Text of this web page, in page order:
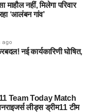
मंत्रालय और भारतीय
करने का आरोप है।
थी?
थी। आरोप है कि आरोपी ने
उससे करीब 4.5 लाख रुपये
नहीं, मिलेगा परिवार
‘आलंबन गांव’
ago
नई कार्यकारिणी घोषित,
Team Today Match
लीड्स ड्रीम11 टीम